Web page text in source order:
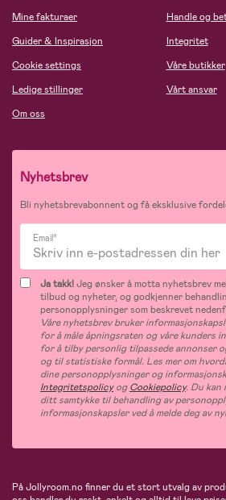
Mine fakturaer
Guider & Inspirasjon
Cookie settings
Ledige stillinger
Om oss
Handle og
Integritet
Våre butikker
Vårt ansvar
Nyhetsbrev
Bli nyhetsbrevabonnent og få eksklusive
Email*
Ja takk!Jeg ønsker å motta nyhetsbrev
tilbud og nyheter, og godkjenner
personopplysninger som beskrevet
Våre nyhetsbrev bruker
for å måle åpningsraten og våre kunders
for å tilby personlig tilpassede annonser
og til statistiske formål. Les mer om
dine personopplysninger og
IntegritetspolicyogCookiepolicy. Du kan
ditt samtykke til behandling av
informasjonskapsler ved å melde deg av
På Jollyroom.no finner du et stort utvalg av